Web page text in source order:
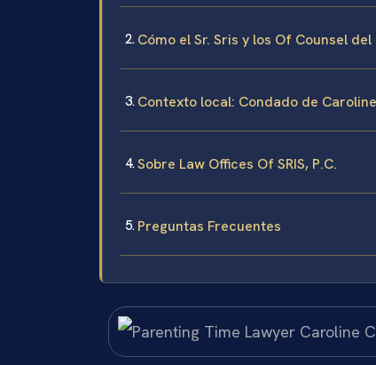
Cómo el Sr. Sris y los Of Counsel
Contexto local: Condado de
Sobre Law Offices Of SRIS, P.C.
Preguntas Frecuentes